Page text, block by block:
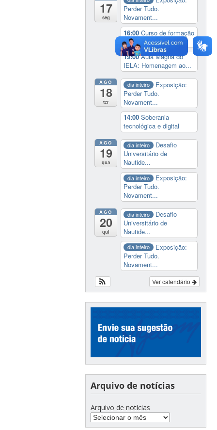
17
seg
Perder Tudo.
Novament...
16:00Curso de formação
em Jornalismo ...
19:00Aula Magna do
IELA: Homenagem ao...
AGO
18
ter
dia inteiro
Exposição:
Perder Tudo.
Novament...
14:00Soberania
tecnológica e digital
AGO
19
qua
dia inteiro
Desafio
Universitário de
Nautide...
dia inteiro
Exposição:
Perder Tudo.
Novament...
AGO
20
qui
dia inteiro
Desafio
Universitário de
Nautide...
dia inteiro
Exposição:
Perder Tudo.
Novament...
Ver calendário
Arquivo de notícias
Arquivo de notícias